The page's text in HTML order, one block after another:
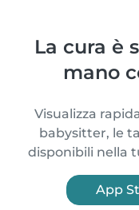
La cura è
mano
Visualizza
babysitter, le
disponibili nella
App